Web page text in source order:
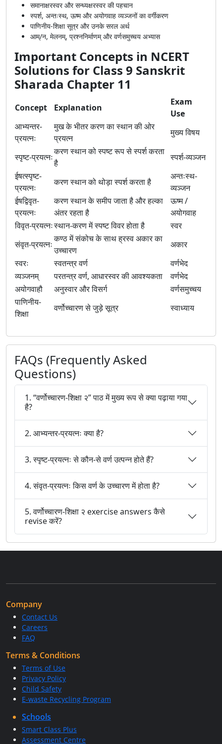
समानाक्षरस्वर और सन्ध्यक्षरस्वर की पहचान
स्पर्श, अन्तःस्थ, ऊष्म और अयोगवाह व्यञ्जनों का वर्गीकरण
पाणिनीय-शिक्षा सूत्र और उनके सरल अर्थ
आम्/न, मेलनम्, प्रश्ननिर्माणम् और वर्णसमुच्चय अभ्यास
Important Concepts in NCERT
Solutions for Class 9 Sanskrit
Sharada Chapter 11
Concept Explanation
Exam
Use
आभ्यन्तर-
प्रयत्नः
मुख के भीतर करण का स्थान की ओर
प्रयत्न
मुख्य विषय
स्पृष्ट-प्रयत्नः
करण स्थान को स्पष्ट रूप से स्पर्श करता
है
स्पर्श-व्यञ्जन
ईषत्स्पृष्ट-
प्रयत्नः
करण स्थान को थोड़ा स्पर्श करता है
अन्तःस्थ-
व्यञ्जन
ईषद्विवृत-
प्रयत्नः
करण स्थान के समीप जाता है और हल्का
अंतर रहता है
ऊष्म /
अयोगवाह
विवृत-प्रयत्नःस्थान-करण में स्पष्ट विवर होता है
स्वर
संवृत-प्रयत्नः
कण्ठ में संकोच के साथ ह्रस्व अकार का
उच्चारण
अकार
स्वरः
स्वतन्त्र वर्ण
वर्णभेद
व्यञ्जनम्
परतन्त्र वर्ण, आधारस्वर की आवश्यकता
वर्णभेद
अयोगवाहौ
अनुस्वार और विसर्ग
वर्णसमुच्चय
पाणिनीय-
शिक्षा
वर्णोच्चारण से जुड़े सूत्र स्वाध्याय
FAQs (Frequently Asked
Questions)
1. “वर्णोच्चारण-शिक्षा २” पाठ में मुख्य रूप से क्या पढ़ाया गया
है?
2. आभ्यन्तर-प्रयत्नः क्या है?
3. स्पृष्ट-प्रयत्नः से कौन-से वर्ण उत्पन्न होते हैं?
4. संवृत-प्रयत्नः किस वर्ण के उच्चारण में होता है?
5. वर्णोच्चारण-शिक्षा २ exercise answers कैसे
revise करें?
Company
Contact Us
Careers
FAQ
Terms & Conditions
Terms of Use
Privacy Policy
Child Safety
E-waste Recycling Program
Schools
Smart Class Plus
Assessment Centre